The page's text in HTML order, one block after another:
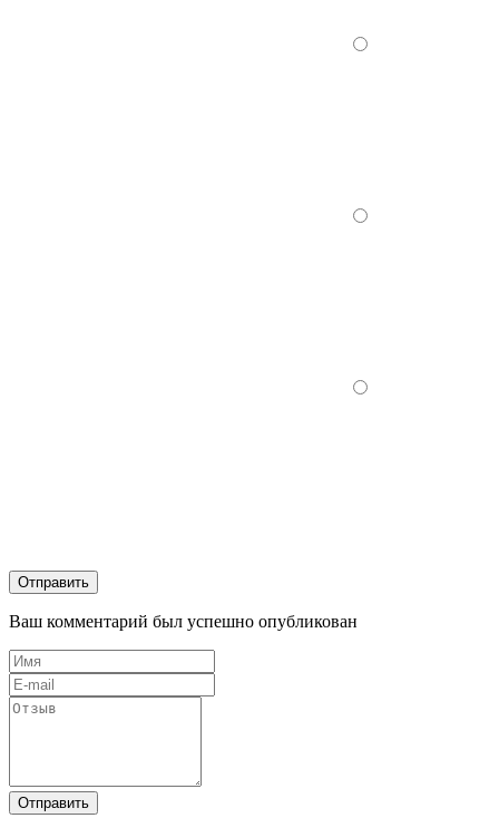
Отправить
Ваш комментарий был успешно опубликован
Отправить